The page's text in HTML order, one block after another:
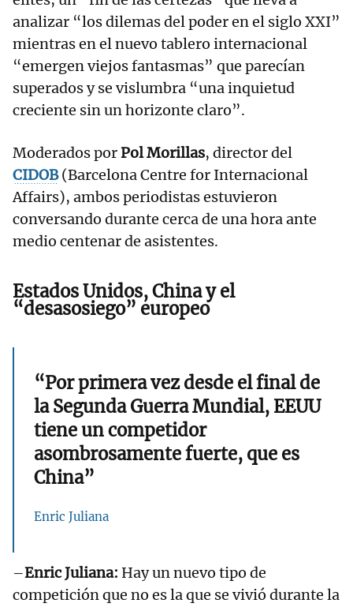
analizar “los dilemas del poder en el siglo XXI”
mientras en el nuevo tablero internacional
“emergen viejos fantasmas” que parecían
superados y se vislumbra “una inquietud
creciente sin un horizonte claro”.
Moderados porPol Morillas, director del
CIDOB(Barcelona Centre for Internacional
Affairs), ambos periodistas estuvieron
conversando durante cerca de una hora ante
medio centenar de asistentes.
Estados Unidos, China y el
“desasosiego” europeo
“Por primera vez desde el final de
la Segunda Guerra Mundial, EEUU
tiene un competidor
asombrosamente fuerte, que es
China”
Enric Juliana
–Enric Juliana: Hay un nuevo tipo de
competición que no es la que se vivió durante la